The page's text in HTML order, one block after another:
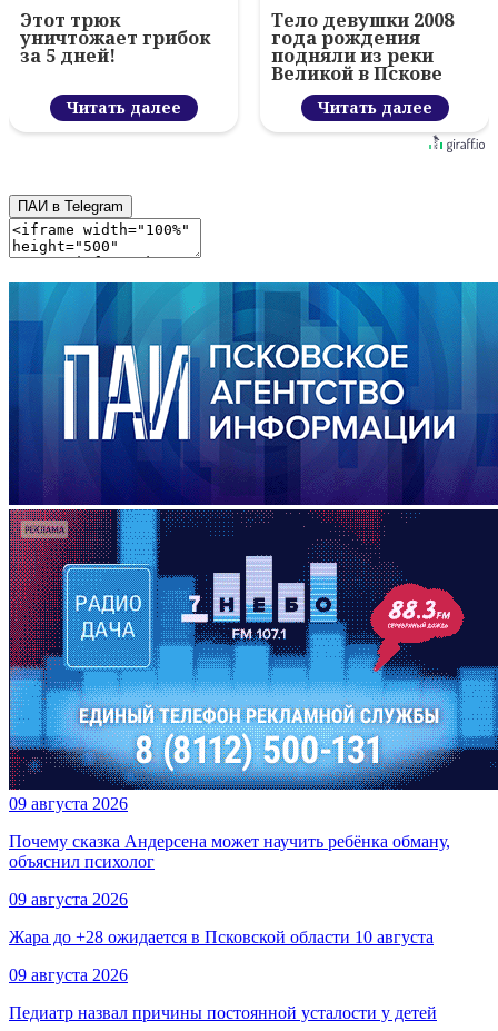
Этот трюк
уничтожает грибок
за 5 дней!
Читать далее
Тело девушки 2008
года рождения
подняли из реки
Великой в Пскове
Читать далее
ПАИ в Telegram
09 августа 2026
Почему сказка Андерсена может научить ребёнка обману,
объяснил психолог
09 августа 2026
Жара до +28 ожидается в Псковской области 10 августа
09 августа 2026
Педиатр назвал причины постоянной усталости у детей